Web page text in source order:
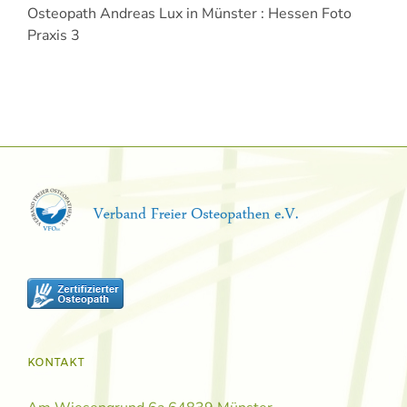
Osteopath Andreas Lux in Münster : Hessen Foto
Praxis 3
KONTAKT